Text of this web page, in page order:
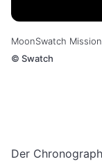
MoonSwatch
© Swatch
Der